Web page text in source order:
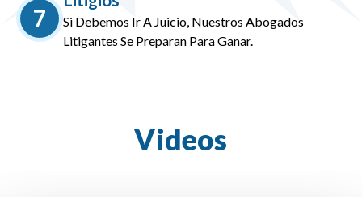
7
Si Debemos Ir A Juicio, Nuestros Abogados
Litigantes Se Preparan Para Ganar.
Videos